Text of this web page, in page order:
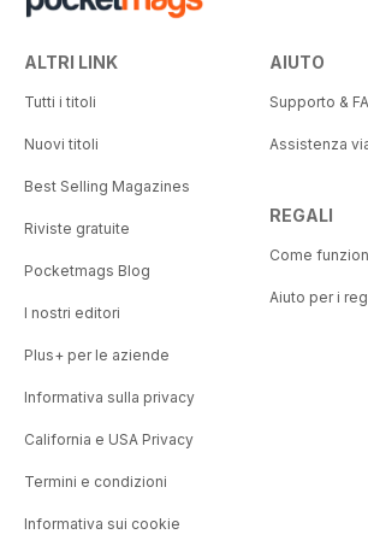
ALTRI LINK
Tutti i titoli
Nuovi titoli
Best Selling Magazines
Riviste gratuite
Pocketmags Blog
I nostri editori
Plus+ per le aziende
Informativa sulla privacy
California e USA Privacy
Termini e condizioni
Informativa sui cookie
AIUTO
Supporto &
Assistenza
REGALI
Come
Aiuto per i